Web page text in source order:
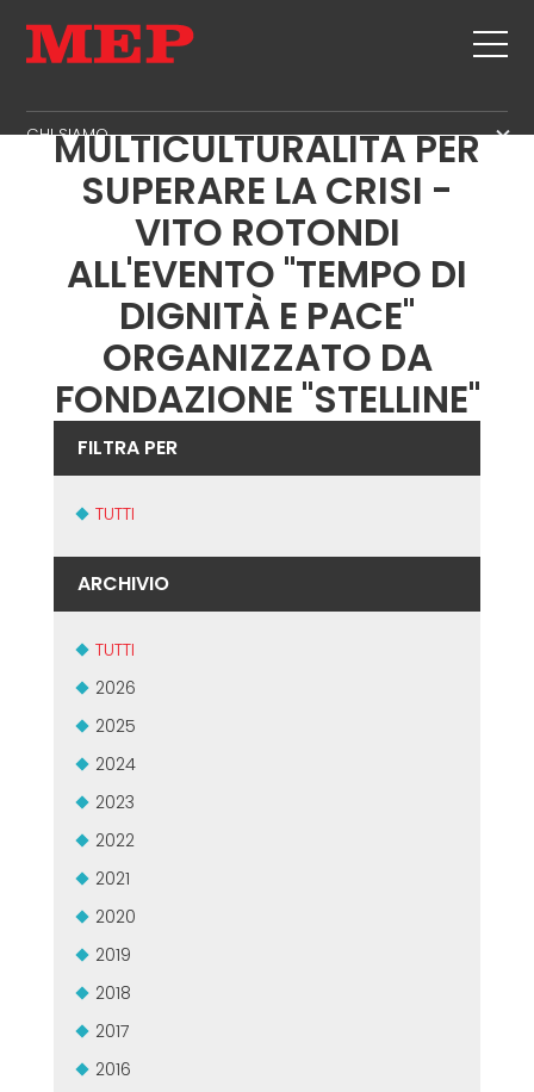
CHI SIAMO
IL GRUPPO
PARTNER
SOSTENIBILITÀ
MEP BUSINESS SCHOOL
PRODOTTI
TAGLIO + SAGOMATURA
RADDRIZZATURA
TAGLIO A MISURA
PIEGA / SAGOMATURA
PALI / GABBIE
TRALICCIO
RETE
TWINSENSE
CONTATTI
LAVORA CON NOI
RETE DI VENDITA
INTERNAZIONALITÀ E
MULTICULTURALITÀ PER
SUPERARE LA CRISI -
VITO ROTONDI
ALL'EVENTO "TEMPO DI
DIGNITÀ E PACE"
ORGANIZZATO DA
FONDAZIONE "STELLINE"
FILTRA PER
TUTTI
ARCHIVIO
TUTTI
2026
2025
2024
2023
2022
2021
2020
2019
2018
2017
2016